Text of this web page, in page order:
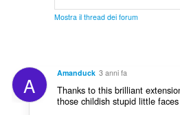
z
ii
z
i
:
l
g
u
d
Mostra il thread dei forum
A Amanduck 3 anni fa
Thanks to this brilliant
those childish stupid little faces